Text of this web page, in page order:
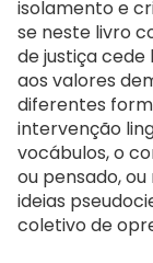
isolamento e
se neste livro
de justiça cede
aos valores
diferentes
intervenção
vocábulos, o
ou pensado,
ideias
coletivo de